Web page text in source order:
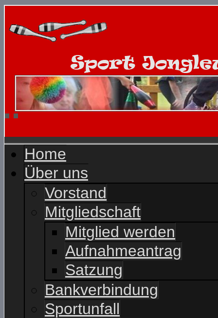
Home
Über uns
Vorstand
Mitgliedschaft
Mitglied werden
Aufnahmeantrag
Satzung
Bankverbindung
Sportunfall